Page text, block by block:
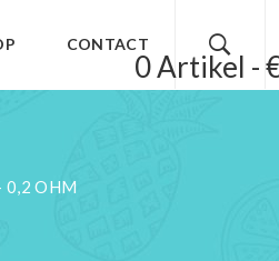
0 Artikel -
CONTACT
0,2 OHM